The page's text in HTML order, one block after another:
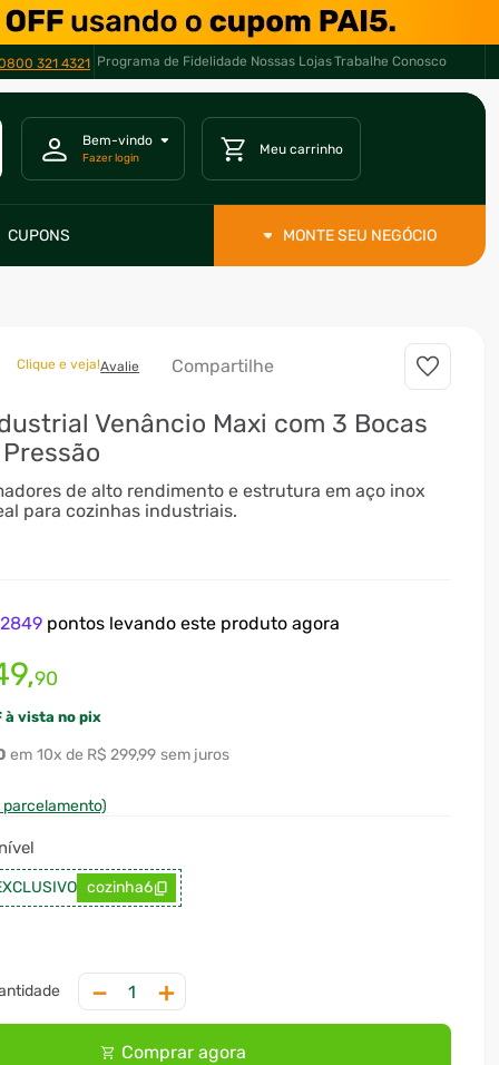
321 4321 Programa de Fidelidade Nossas LojasTrabalhe Conosco
CUPONS MONTE SEU NEGÓCIO
Clique e veja!Avalie Compartilhe
Venâncio Maxi com 3 Bocas
de alto rendimento e estrutura em aço inox
para cozinhas industriais.
2849 pontos levando este produto agora
,90
à vista no pix
10x R$ 299,99 sem juros
parcelamento)
cozinha6
＋
－
Comprar agora